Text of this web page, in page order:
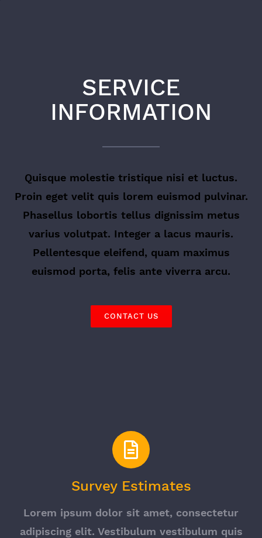
SERVICE
INFORMATION
Quisque molestie tristique nisi et luctus.
Proin eget velit quis lorem euismod pulvinar.
Phasellus lobortis tellus dignissim metus
varius volutpat. Integer a lacus mauris.
Pellentesque eleifend, quam maximus
euismod porta, felis ante viverra arcu.
CONTACT US
Survey Estimates
Lorem ipsum dolor sit amet, consectetur
adipiscing elit. Vestibulum vestibulum quis